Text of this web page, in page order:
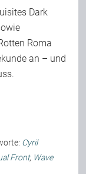
Dark
Roma
an – und
Cyril
Front, Wave